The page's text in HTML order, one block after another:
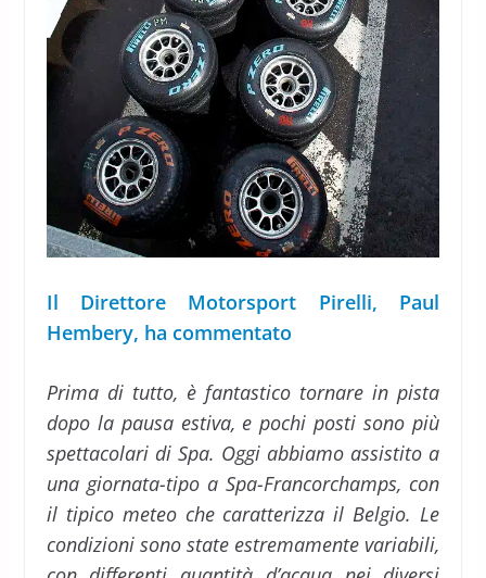
Il Direttore Motorsport Pirelli, Paul
Hembery, ha commentato
Prima di tutto, è fantastico tornare in pista
dopo la pausa estiva, e pochi posti sono più
spettacolari di Spa. Oggi abbiamo assistito a
una giornata-tipo a Spa-Francorchamps, con
il tipico meteo che caratterizza il Belgio. Le
condizioni sono state estremamente variabili,